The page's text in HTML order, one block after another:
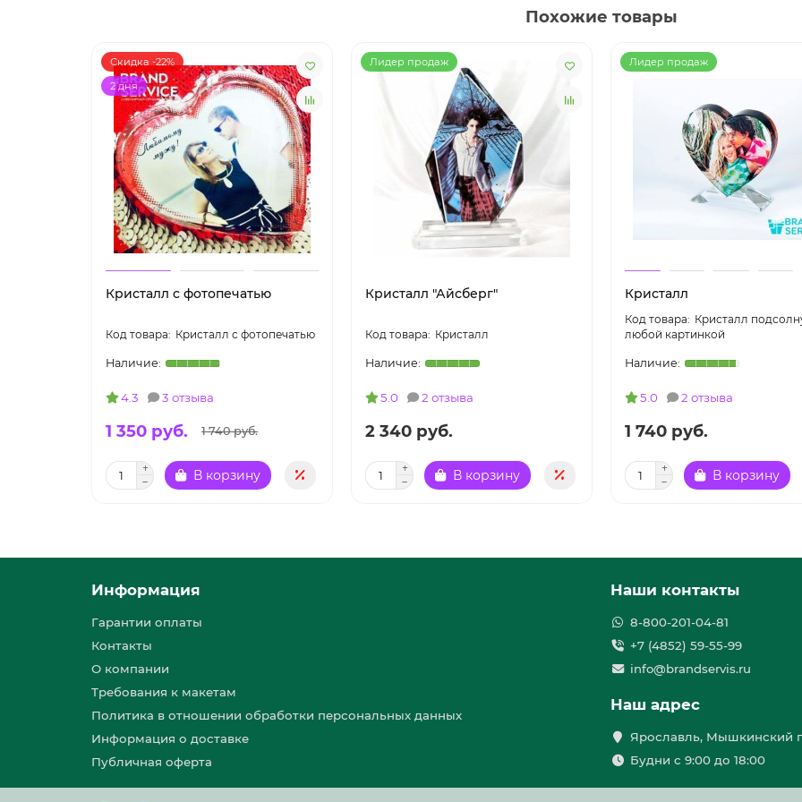
Похожие товары
Скидка -22%
2 дня
Кристалл с фотопечатью
Кристалл с фотопечатью
4.3 3 отзыва
1 350 руб. 1 740 руб.
В корзину
Лидер продаж
Кристалл "Айсберг"
Кристалл
5.0 2 отзыва
2 340 руб.
В корзину
Лидер продаж
Кристалл
Кристалл
любой картинкой
5.0 2 отзыва
1 740 руб.
В корзину
Информация
Гарантии оплаты
Контакты
О компании
Требования к макетам
Политика в отношении обработки персональных данных
Информация о доставке
Публичная оферта
Наши контакты
8-800-201-04-81
+7 (4852) 59-55-99
info@brandservis.ru
Наш адрес
Ярославль, Мышкинский
Будни с 9:00 до 18:00